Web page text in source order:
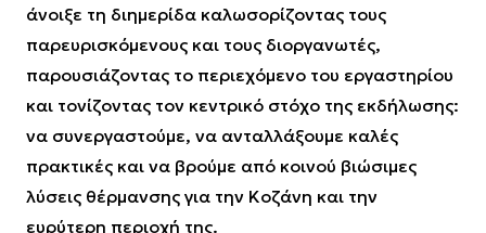
άνοιξε τη διημερίδα καλωσορίζοντας τους
παρευρισκόμενους και τους διοργανωτές,
παρουσιάζοντας το περιεχόμενο του εργαστηρίου
και τονίζοντας τον κεντρικό στόχο της εκδήλωσης:
να συνεργαστούμε, να ανταλλάξουμε καλές
πρακτικές και να βρούμε από κοινού βιώσιμες
λύσεις θέρμανσης για την Κοζάνη και την
ευρύτερη περιοχή της.